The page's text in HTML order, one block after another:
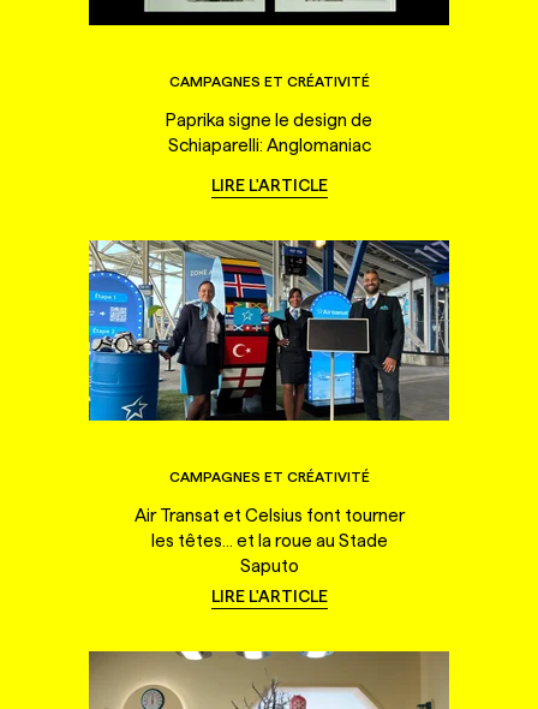
CAMPAGNES ET CRÉATIVITÉ
Paprika signe le design de
Schiaparelli: Anglomaniac
LIRE L'ARTICLE
CAMPAGNES ET CRÉATIVITÉ
Air Transat et Celsius font tourner
les têtes... et la roue au Stade
Saputo
LIRE L'ARTICLE